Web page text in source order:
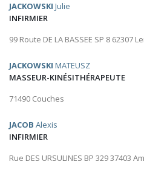
JACKOWSKI Julie
INFIRMIER
99 Route DE LA BASSEE SP 8 62307
JACKOWSKI MATEUSZ
MASSEUR-KINÉSITHÉRAPEUTE
71490 Couches
JACOB Alexis
INFIRMIER
Rue DES URSULINES BP 329 37403